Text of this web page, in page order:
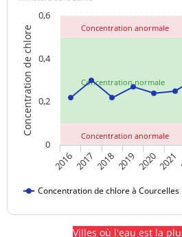
Concentration normale
Concentration anormale
Concentration anormale
Concentration de chlore
Concentration de chlore à Courcelles
20162017 2018201920202021
0
0,2
0,4
0,6
Villes où l'eau est la